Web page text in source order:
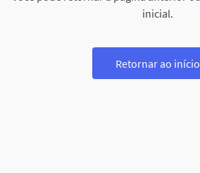
inicial.
Retornar ao início